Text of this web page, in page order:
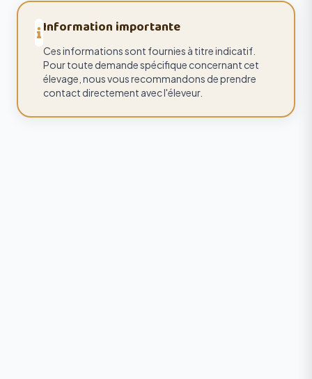
Information importante
Ces informations sont fournies à titre indicatif.
Pour toute demande spécifique concernant cet
élevage, nous vous recommandons de prendre
contact directement avec l'éleveur.